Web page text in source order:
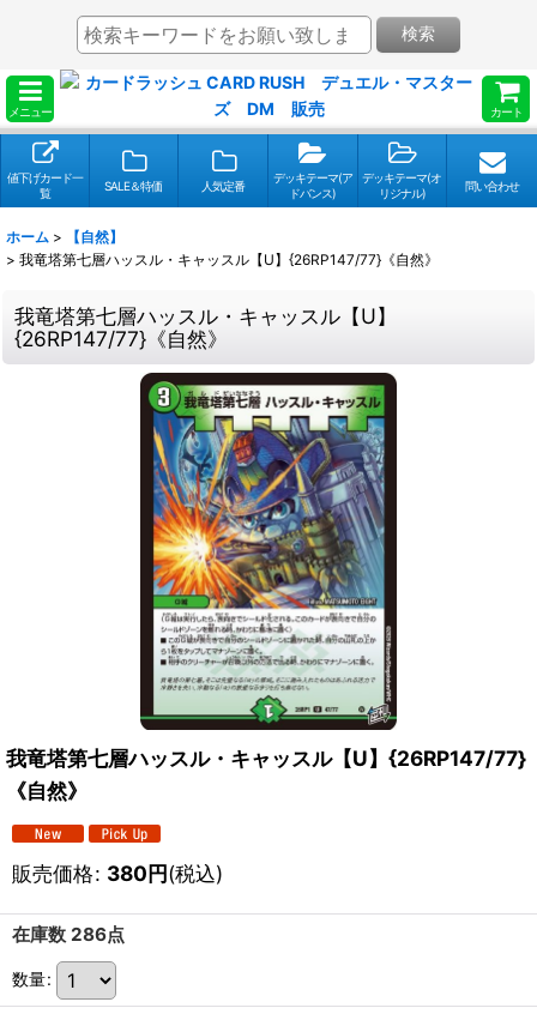
メニュー カート
検索
値下げカード一
覧
SALE＆特価 人気定番
デッキテーマ(ア
ドバンス)
デッキテーマ(オ
リジナル)
問い合わせ
ホーム >
【自然】
> 我竜塔第七層ハッスル・キャッスル【U】{26RP147/77}《自然》
我竜塔第七層ハッスル・キャッスル【U】
{26RP147/77}《自然》
我竜塔第七層ハッスル・キャッスル【U】{26RP147/77}
《自然》
販売価格: 380円(税込)
在庫数 286点
数量: